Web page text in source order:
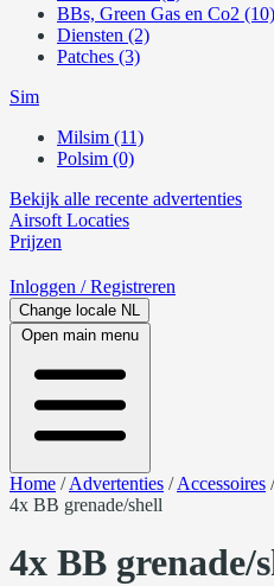
BBs, Green Gas en Co2 (10)
Diensten (2)
Patches (3)
Sim
Milsim (11)
Polsim (0)
Bekijk alle recente advertenties
Airsoft Locaties
Prijzen
Inloggen / Registreren
Change locale NL
Open main menu
Home /Advertenties /Accessoires
4x BB grenade/shell
4x BB grenade/